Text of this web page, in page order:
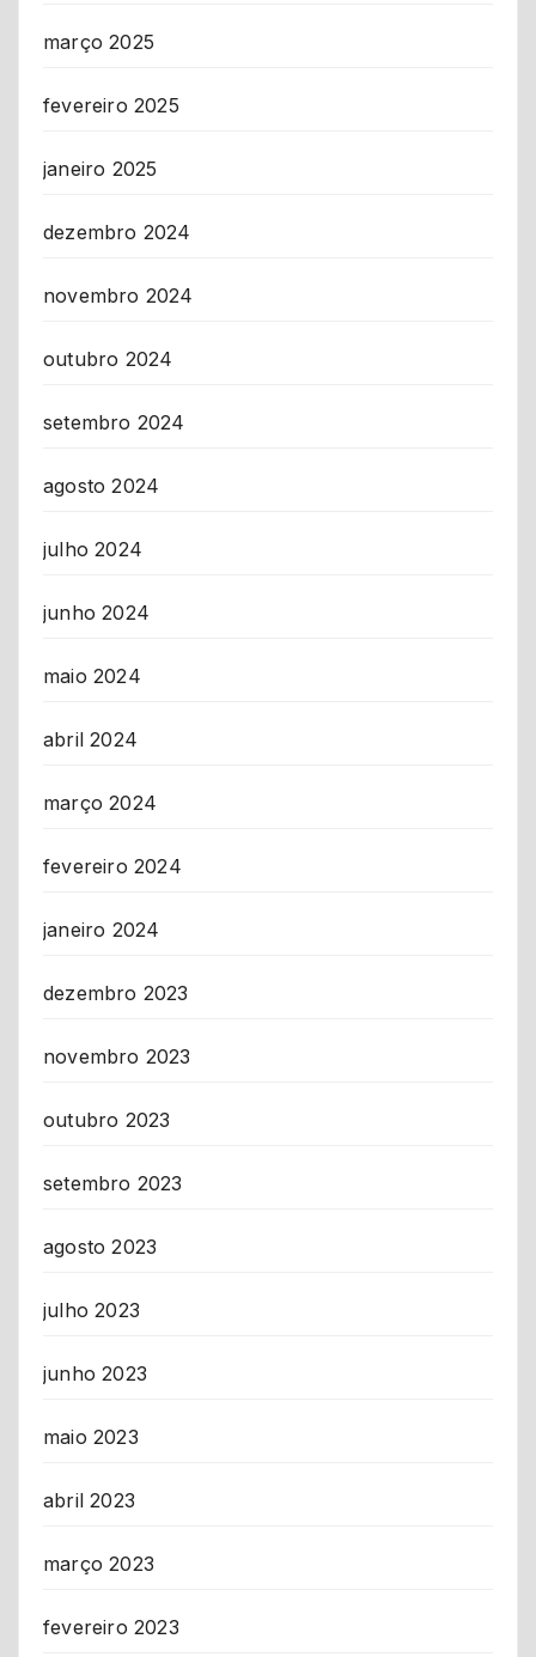
março 2025
fevereiro 2025
janeiro 2025
dezembro 2024
novembro 2024
outubro 2024
setembro 2024
agosto 2024
julho 2024
junho 2024
maio 2024
abril 2024
março 2024
fevereiro 2024
janeiro 2024
dezembro 2023
novembro 2023
outubro 2023
setembro 2023
agosto 2023
julho 2023
junho 2023
maio 2023
abril 2023
março 2023
fevereiro 2023